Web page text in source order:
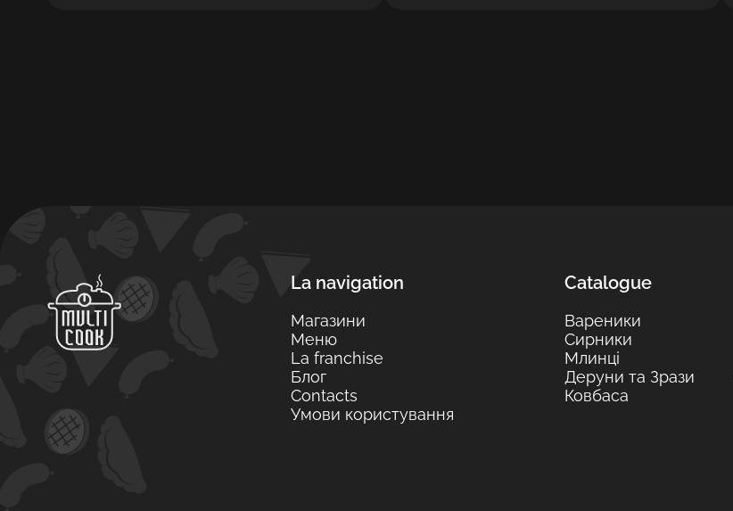
La navigation
Магазини
Меню
La franchise
Блог
Contacts
Умови користування
Catalogue
Вареники
Сирники
Млинці
Деруни та Зрази
Ковбаса